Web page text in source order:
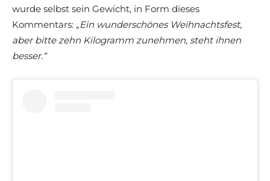
wurde selbst sein Gewicht, in Form dieses
Kommentars: „Ein wunderschönes Weihnachtsfest,
aber bitte zehn Kilogramm zunehmen, steht ihnen
besser.“